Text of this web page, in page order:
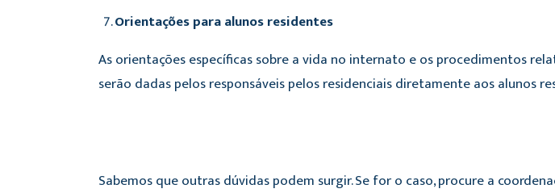
Orientações para alunos residentes
As orientações específicas sobre a vida no internato e os procedimentos
serão dadas pelos responsáveis pelos residenciais diretamente aos alunos
Sabemos que outras dúvidas podem surgir. Se for o caso, procure a